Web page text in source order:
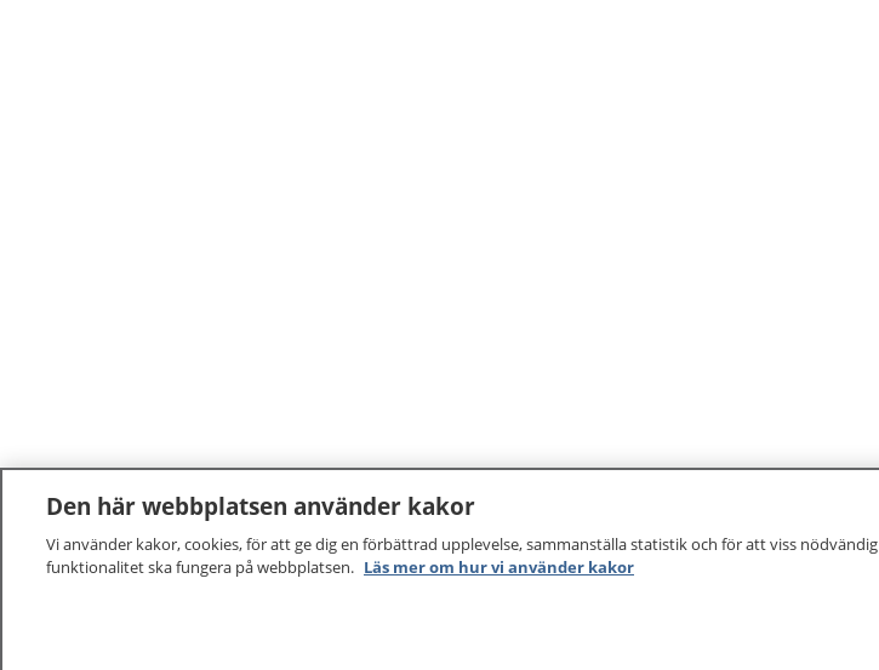
Den här webbplatsen använder kakor
Vi använder kakor, cookies, för att ge dig en förbättrad upplevelse, sammanställa statistik och för att viss nödvändig
funktionalitet ska fungera på webbplatsen. Läs mer om hur vi använder kakor